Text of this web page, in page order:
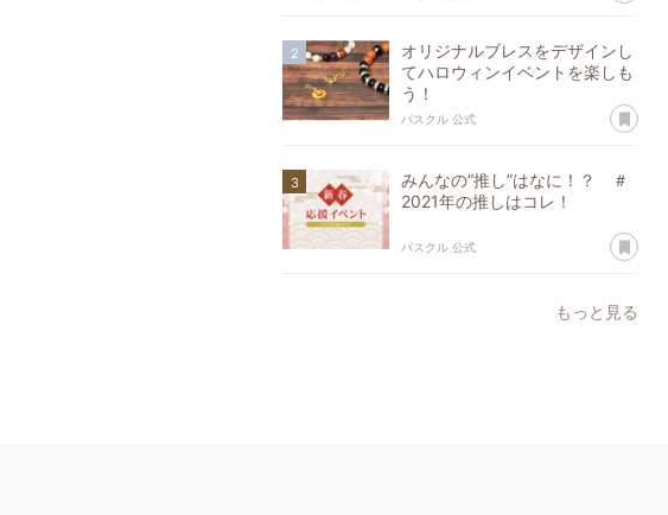
オリジナルブレスをデザインし
てハロウィンイベントを楽しも
う！
パスクル 公式 あ
みんなの“推し”はなに！？ ＃
2021年の推しはコレ！
パスクル 公式 あ
もっと見る